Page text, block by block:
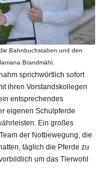
Bahnbuchstaben und den
Brandmähl.
sprichwörtlich sofort
ihren Vorstandskollegen
entsprechendes
eigenen Schulpferde
Ein großes
der Notbewegung, die
täglich die Pferde zu
um das Tierwohl